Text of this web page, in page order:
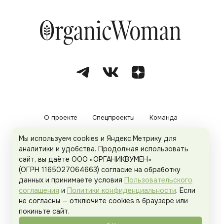
О проекте Спецпроекты Команда
Рекламодателям Политика конфиденциальности
Пользовательское соглашение
Organicwoman.ru . Все права защищены.
Мы используем cookies и Яндекс.Метрику для
аналитики и удобства. Продолжая использовать
сайт, вы даёте ООО «ОРГАНИКВУМЕН»
(ОГРН 1165027064663) согласие на обработку
данных и принимаете условия Пользовательского
соглашения и Политики конфиденциальности. Если
не согласны — отключите cookies в браузере или
покиньте сайт.